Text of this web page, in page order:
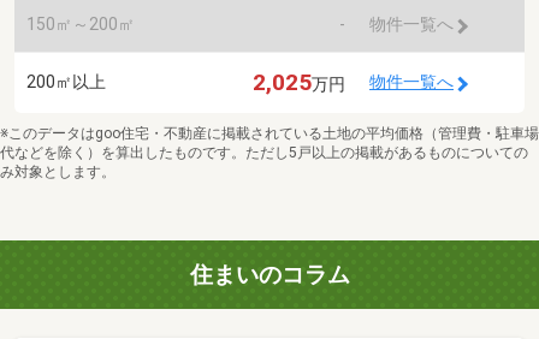
150㎡～200㎡ - 物件一覧へ
200㎡以上 2,025万円 物件一覧へ
※このデータはgoo住宅・不動産に掲載されている土地の平均価格（管理費・駐車場
代などを除く）を算出したものです。ただし5戸以上の掲載があるものについての
み対象とします。
住まいのコラム